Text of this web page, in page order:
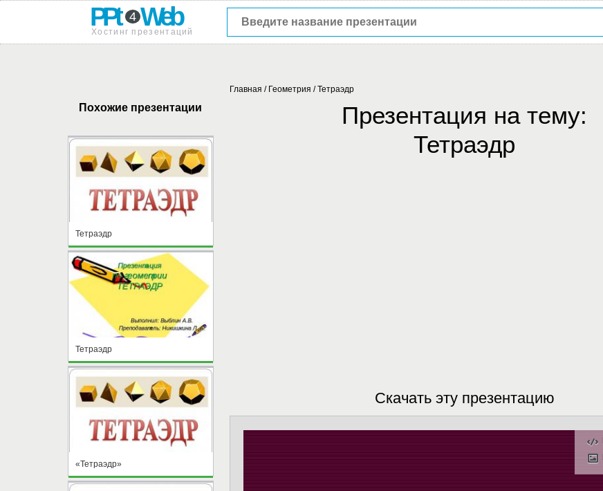
PPt 4 Web
Хостинг презентаций
Похожие презентации
Тетраэдр
Тетраэдр
«Тетраэдр»
Главная / Геометрия /Тетраэдр
Презентация на тему:
Тетраэдр
Скачать эту презентацию